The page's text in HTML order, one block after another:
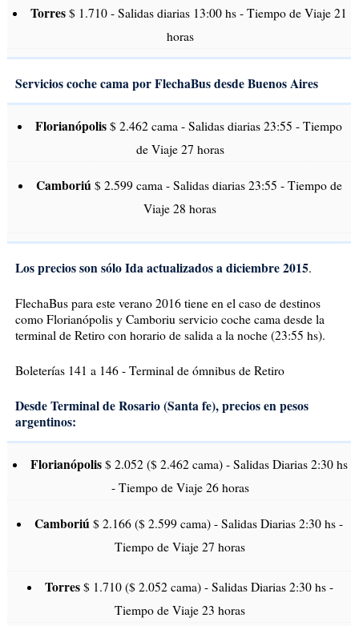
Torres $ 1.710 - Salidas diarias 13:00 hs - Tiempo de Viaje 21
horas
Servicios coche cama por FlechaBus desde Buenos Aires
Florianópolis $ 2.462 cama - Salidas diarias 23:55 - Tiempo
de Viaje 27 horas
Camboriú $ 2.599 cama - Salidas diarias 23:55 - Tiempo de
Viaje 28 horas
Los precios son sólo Ida actualizados a diciembre 2015.
FlechaBus para este verano 2016 tiene en el caso de destinos
como Florianópolis y Camboriu servicio coche cama desde la
terminal de Retiro con horario de salida a la noche (23:55 hs).
Boleterías 141 a 146 - Terminal de ómnibus de Retiro
Desde Terminal de Rosario (Santa fe), precios en pesos
argentinos:
Florianópolis $ 2.052 ($ 2.462 cama) - Salidas Diarias 2:30 hs
- Tiempo de Viaje 26 horas
Camboriú $ 2.166 ($ 2.599 cama) - Salidas Diarias 2:30 hs -
Tiempo de Viaje 27 horas
Torres $ 1.710 ($ 2.052 cama) - Salidas Diarias 2:30 hs -
Tiempo de Viaje 23 horas